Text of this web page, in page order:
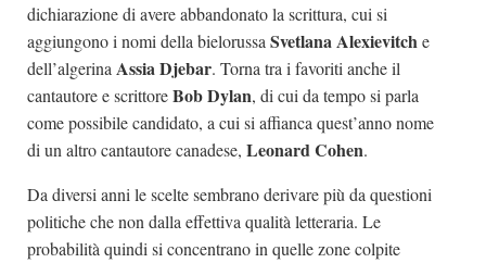
dichiarazione di avere abbandonato la scrittura, cui si
aggiungono i nomi della bielorussa Svetlana Alexievitche
dell’algerina Assia Djebar. Torna tra i favoriti anche il
cantautore e scrittoreBob Dylan, di cui da tempo si parla
come possibile candidato, a cui si affianca quest’anno nome
di un altro cantautore canadese, Leonard Cohen.
Da diversi anni le scelte sembrano derivare più da questioni
politiche che non dalla effettiva qualità letteraria. Le
probabilità quindi si concentrano in quelle zone colpite